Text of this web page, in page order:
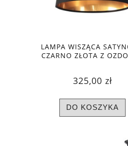
LAMPA WISZĄCA
CZARNO ZŁOTA Z
325,00 zł
DO KOSZYKA